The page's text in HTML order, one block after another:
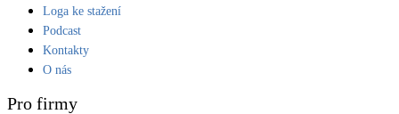
Loga ke stažení
Podcast
Kontakty
O nás
Pro firmy